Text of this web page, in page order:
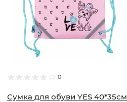
0
Сумка для обуви YES 40*35см